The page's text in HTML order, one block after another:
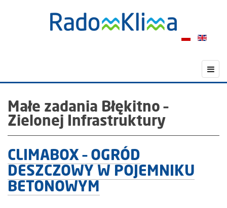
Małe zadania Błękitno –
Zielonej Infrastruktury
CLIMABOX – OGRÓD
DESZCZOWY W POJEMNIKU
BETONOWYM